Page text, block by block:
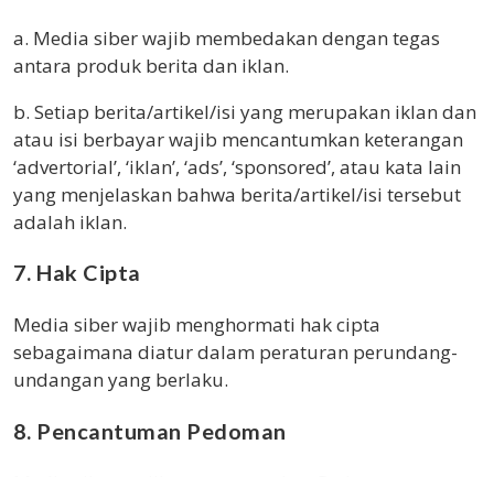
a. Media siber wajib membedakan dengan tegas
antara produk berita dan iklan.
b. Setiap berita/artikel/isi yang merupakan iklan dan
atau isi berbayar wajib mencantumkan keterangan
‘advertorial’, ‘iklan’, ‘ads’, ‘sponsored’, atau kata lain
yang menjelaskan bahwa berita/artikel/isi tersebut
adalah iklan.
7. Hak Cipta
Media siber wajib menghormati hak cipta
sebagaimana diatur dalam peraturan perundang-
undangan yang berlaku.
8. Pencantuman Pedoman